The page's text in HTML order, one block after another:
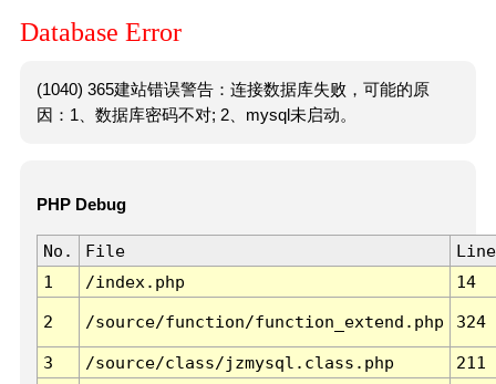
Database Error
(1040) 365建站错误警告：连接数据库失败，可能的原
因：1、数据库密码不对; 2、mysql未启动。
PHP Debug
No. File
Line
1
/index.php 14
2 /source/function/function_extend.php 324
3 /source/class/jzmysql.class.php
211